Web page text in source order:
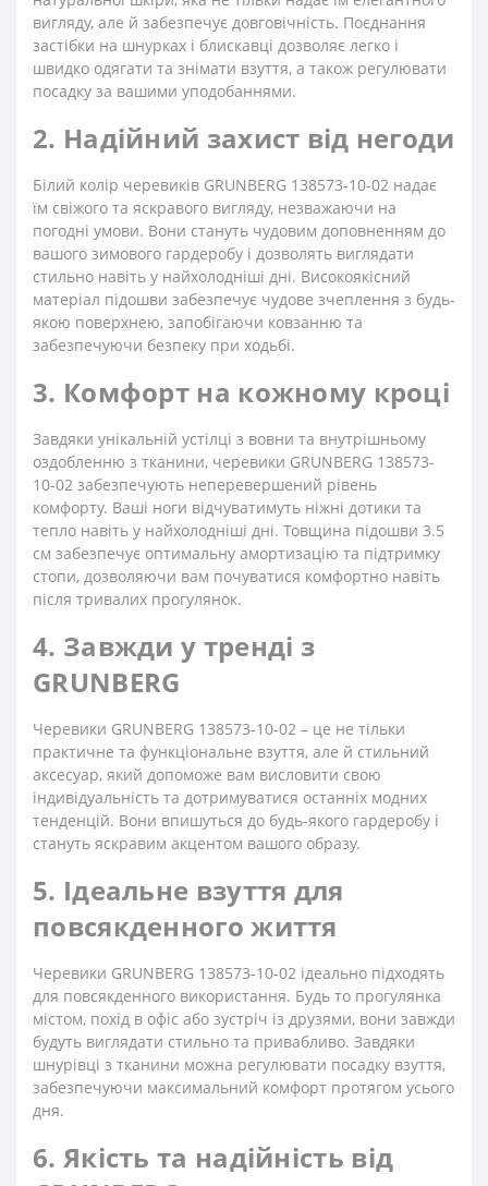
вигляду, але й забезпечує довговічність. Поєднання
застібки на шнурках і блискавці дозволяє легко і
швидко одягати та знімати взуття, а також регулювати
посадку за вашими уподобаннями.
2. Надійний захист від негоди
Білий колір черевиків GRUNBERG 138573-10-02 надає
їм свіжого та яскравого вигляду, незважаючи на
погодні умови. Вони стануть чудовим доповненням до
вашого зимового гардеробу і дозволять виглядати
стильно навіть у найхолодніші дні. Високоякісний
матеріал підошви забезпечує чудове зчеплення з будь-
якою поверхнею, запобігаючи ковзанню та
забезпечуючи безпеку при ходьбі.
3. Комфорт на кожному кроці
Завдяки унікальній устілці з вовни та внутрішньому
оздобленню з тканини, черевики GRUNBERG 138573-
10-02 забезпечують неперевершений рівень
комфорту. Ваші ноги відчуватимуть ніжні дотики та
тепло навіть у найхолодніші дні. Товщина підошви 3.5
см забезпечує оптимальну амортизацію та підтримку
стопи, дозволяючи вам почуватися комфортно навіть
після тривалих прогулянок.
4. Завжди у тренді з
GRUNBERG
Черевики GRUNBERG 138573-10-02 – це не тільки
практичне та функціональне взуття, але й стильний
аксесуар, який допоможе вам висловити свою
індивідуальність та дотримуватися останніх модних
тенденцій. Вони впишуться до будь-якого гардеробу і
стануть яскравим акцентом вашого образу.
5. Ідеальне взуття для
повсякденного життя
Черевики GRUNBERG 138573-10-02 ідеально підходять
для повсякденного використання. Будь то прогулянка
містом, похід в офіс або зустріч із друзями, вони завжди
будуть виглядати стильно та привабливо. Завдяки
шнурівці з тканини можна регулювати посадку взуття,
забезпечуючи максимальний комфорт протягом усього
дня.
6. Якість та надійність від